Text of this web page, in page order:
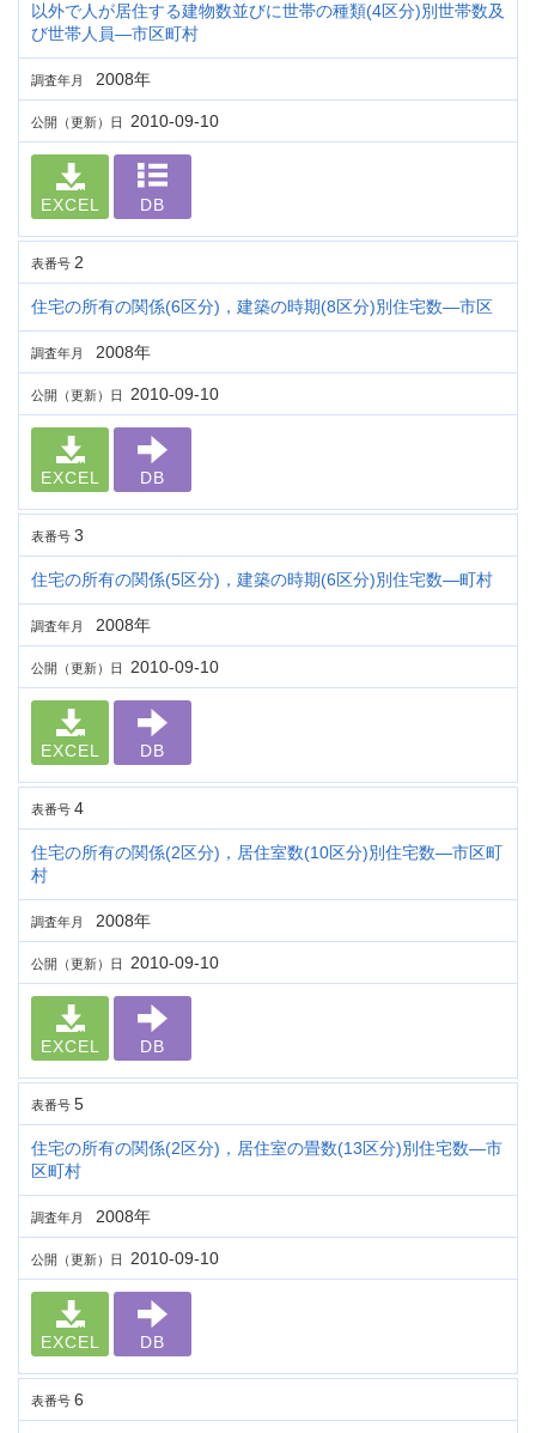
以外で人が居住する建物数並びに世帯の種類(4区分)別世帯数及
び世帯人員―市区町村
調査年月 2008年
公開（更新）日 2010-09-10
EXCEL DB
表番号 2
住宅の所有の関係(6区分)，建築の時期(8区分)別住宅数―市区
調査年月 2008年
公開（更新）日 2010-09-10
EXCEL DB
表番号 3
住宅の所有の関係(5区分)，建築の時期(6区分)別住宅数―町村
調査年月 2008年
公開（更新）日 2010-09-10
EXCEL DB
表番号 4
住宅の所有の関係(2区分)，居住室数(10区分)別住宅数―市区町
村
調査年月 2008年
公開（更新）日 2010-09-10
EXCEL DB
表番号 5
住宅の所有の関係(2区分)，居住室の畳数(13区分)別住宅数―市
区町村
調査年月 2008年
公開（更新）日 2010-09-10
EXCEL DB
表番号 6